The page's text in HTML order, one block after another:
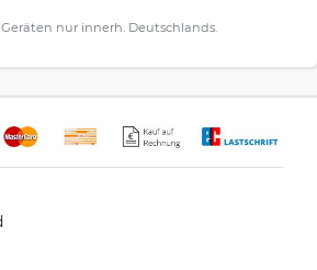
nur innerh. Deutschlands.